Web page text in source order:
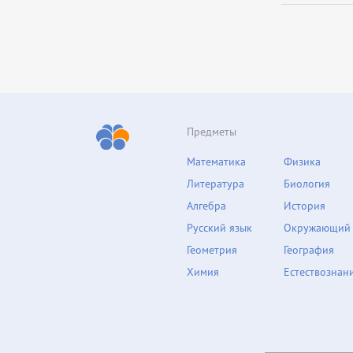
Предметы
Математика
Литература
Алгебра
Русский язык
Геометрия
Химия
Физика
Биология
История
Окружающий
География